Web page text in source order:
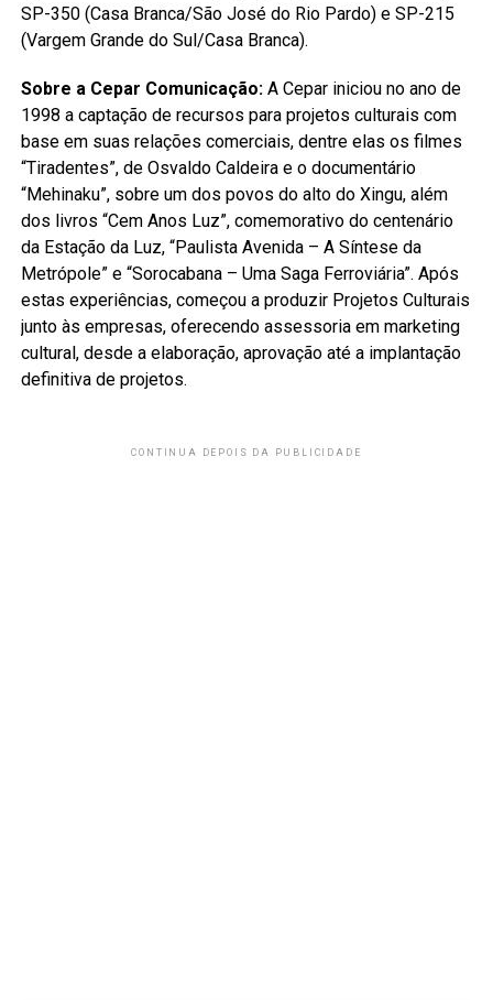
SP-350 (Casa Branca/São José do Rio Pardo) e SP-215
(Vargem Grande do Sul/Casa Branca).
Sobre a Cepar Comunicação: A Cepar iniciou no ano de
1998 a captação de recursos para projetos culturais com
base em suas relações comerciais, dentre elas os filmes
“Tiradentes”, de Osvaldo Caldeira e o documentário
“Mehinaku”, sobre um dos povos do alto do Xingu, além
dos livros “Cem Anos Luz”, comemorativo do centenário
da Estação da Luz, “Paulista Avenida – A Síntese da
Metrópole” e “Sorocabana – Uma Saga Ferroviária”. Após
estas experiências, começou a produzir Projetos Culturais
junto às empresas, oferecendo assessoria em marketing
cultural, desde a elaboração, aprovação até a implantação
definitiva de projetos.
CONTINUA DEPOIS DA PUBLICIDADE